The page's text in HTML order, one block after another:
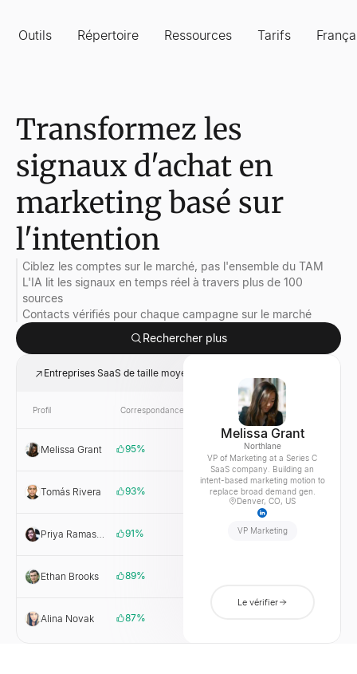
Outils Répertoire Ressources Tarifs
Transformez les
signaux d'achat en
marketing basé sur
l'intention
Ciblez les comptes sur le marché, pas l'ensemble du TAM
L'IA lit les signaux en temps réel à travers plus de 100
sources
Contacts vérifiés pour chaque campagne sur le marché
Rechercher plus
Entreprises SaaS de taille moyenne sur le marché ce mois-ci
Profil Correspondance Entreprise
Melissa Grant 95%
Tomás Rivera 93% Vantree
Priya Ramaswamy 91%
Ethan Brooks 89%
Alina Novak 87%
Melissa Grant
Northlane
VP of Marketing at a Series C
SaaS company. Building an
intent-based marketing motion to
replace broad demand gen.
Denver, CO, US
VP Marketing
Le vérifier